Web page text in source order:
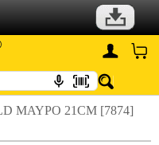
ΜΑΥΡΟ 21CM [7874]